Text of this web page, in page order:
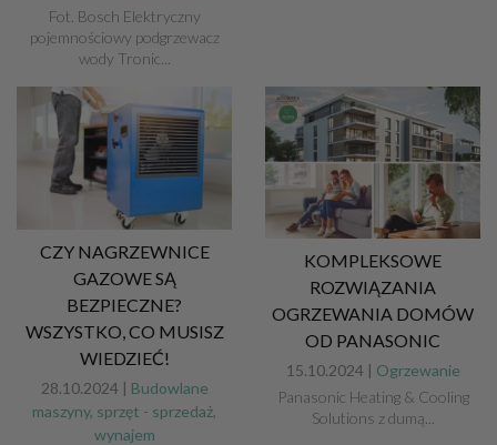
Fot. Bosch Elektryczny
pojemnościowy podgrzewacz
wody Tronic...
CZY NAGRZEWNICE
GAZOWE SĄ
BEZPIECZNE?
WSZYSTKO, CO MUSISZ
WIEDZIEĆ!
28.10.2024 | Budowlane
maszyny, sprzęt - sprzedaż,
wynajem
KOMPLEKSOWE
ROZWIĄZANIA
OGRZEWANIA DOMÓW
OD PANASONIC
15.10.2024 | Ogrzewanie
Panasonic Heating & Cooling
Solutions z dumą...